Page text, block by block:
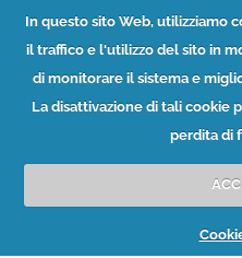
In questo sito Web, utilizziamo
il traffico e l'utilizzo del sito in
di monitorare il sistema e
La disattivazione di tali cookie
perdita di